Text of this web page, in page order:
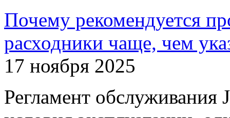
Почему рекомендуется
расходники чаще, чем
17 ноября 2025
Регламент обслуживания